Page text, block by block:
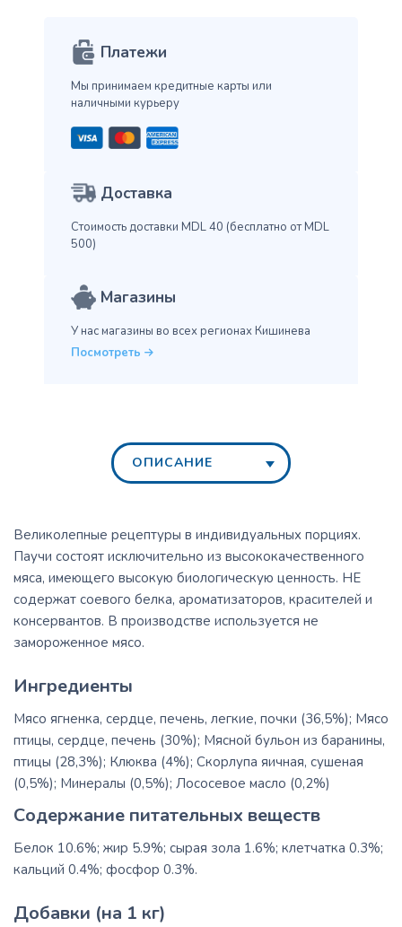
Платежи
Мы принимаем кредитные карты или
наличными курьеру
Доставка
Стоимость доставки MDL 40 (бесплатно от MDL
500)
Магазины
У нас магазины во всех регионах Кишинева
Посмотреть
ОПИСАНИЕ
Великолепные рецептуры в индивидуальных порциях.
Паучи состоят исключительно из высококачественного
мяса, имеющего высокую биологическую ценность. НЕ
содержат соевого белка, ароматизаторов, красителей и
консервантов. В производстве используется не
замороженное мясо.
Ингредиенты
Мясо ягненка, сердце, печень, легкие, почки (36,5%); Мясо
птицы, сердце, печень (30%); Мясной бульон из баранины,
птицы (28,3%); Клюква (4%); Скорлупа яичная, сушеная
(0,5%); Минералы (0,5%); Лососевое масло (0,2%)
Содержание питательных веществ
Белок 10.6%; жир 5.9%; сырая зола 1.6%; клетчатка 0.3%;
кальций 0.4%; фосфор 0.3%.
Добавки (на 1 кг)